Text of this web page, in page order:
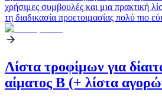
χρήσιμες συμβουλές και μια πρακτική
τη διαδικασία προετοιμασίας πολύ πιο
Λίστα τροφίμων για
αίματος Β (+ λίστα